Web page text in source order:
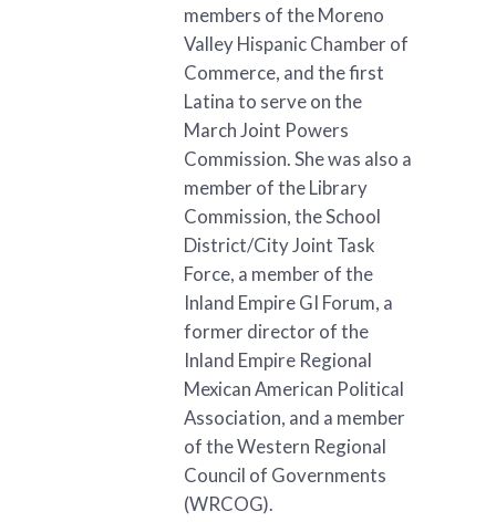
members of the Moreno
Valley Hispanic Chamber of
Commerce, and the first
Latina to serve on the
March Joint Powers
Commission. She was also a
member of the Library
Commission, the School
District/City Joint Task
Force, a member of the
Inland Empire GI Forum, a
former director of the
Inland Empire Regional
Mexican American Political
Association, and a member
of the Western Regional
Council of Governments
(WRCOG).